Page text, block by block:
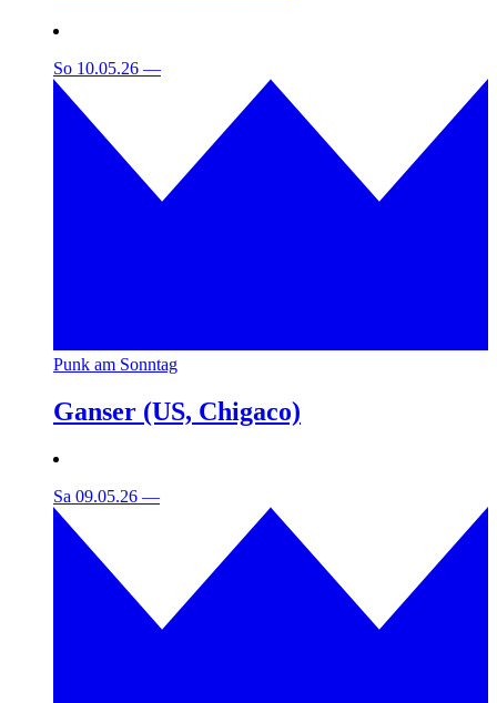
So 10.05.26 —
Punk am Sonntag
Ganser (US, Chigaco)
Sa 09.05.26 —